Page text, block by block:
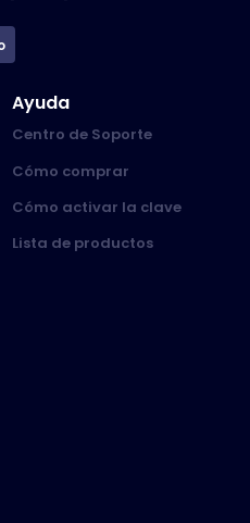
Ayuda
Centro de Soporte
Cómo comprar
Cómo activar la clave
Lista de productos